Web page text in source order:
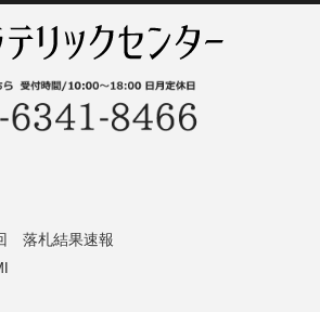
落札結果速報